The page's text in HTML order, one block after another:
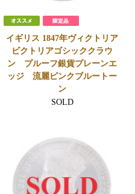
イギリス 1847年ヴィクトリア
ビクトリアゴシッククラウ
ン プルーフ銀貨プレーンエ
ッジ 流麗ピンクブルートー
ン
SOLD